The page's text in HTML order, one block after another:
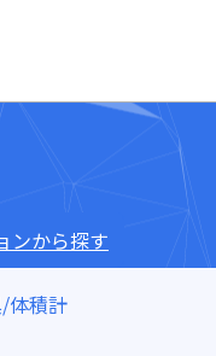
ンから探す
体積計